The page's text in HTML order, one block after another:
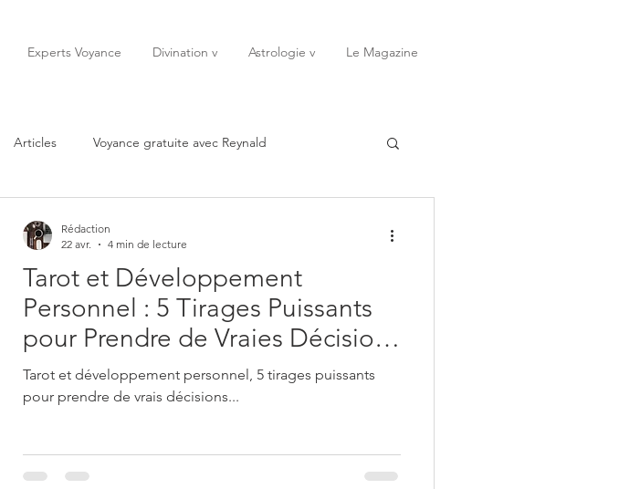
Experts Voyance Divination v Astrologie v Le Magazine
Articles Voyance gratuite avec Reynald
Février Mars Avril Possessions Rêves
Tarot et Développement
Personnel : 5 Tirages Puissants
pour Prendre de Vraies Décisions
dans Votre Vie Amoureuse,
Professionnelle et Spirituelle -
Tarot et développement personnel, 5 tirages puissants
pour prendre de vrais décisions...
Rédaction
22 avr.
4 min de lecture